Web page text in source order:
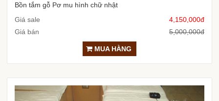
Bồn tắm gỗ Pơ mu hình chữ nhật
Giá sale
4,150,000đ
Giá bán
5,000,000đ
MUA HÀNG